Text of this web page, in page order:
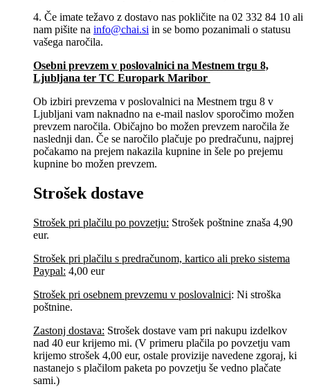
4. Če imate težavo z dostavo nas pokličite na 02 332 84 10 ali
nam pišite na info@chai.si in se bomo pozanimali o statusu
vašega naročila.
Osebni prevzem v poslovalnici na Mestnem trgu 8,
Ljubljana​ ter TC Europark Maribor
Ob izbiri prevzema v poslovalnici na Mestnem trgu 8 v
Ljubljani vam naknadno na e-mail naslov sporočimo možen
prevzem naročila. Običajno bo možen prevzem naročila že
naslednji dan. Če se naročilo plačuje po predračunu, najprej
počakamo na prejem nakazila kupnine in šele po prejemu
kupnine bo možen prevzem.
Strošek dostave
Strošek pri plačilu po povzetju: Strošek poštnine znaša 4,90
eur.
Strošek pri plačilu s predračunom, kartico ali preko sistema
Paypal: 4,00 eur
Strošek pri osebnem prevzemu v poslovalnici: Ni stroška
poštnine.
Zastonj dostava: Strošek dostave vam pri nakupu izdelkov
nad 40 eur krijemo mi. (V primeru plačila po povzetju vam
krijemo strošek 4,00 eur, ostale provizije navedene zgoraj, ki
nastanejo s plačilom paketa po povzetju še vedno plačate
sami.)